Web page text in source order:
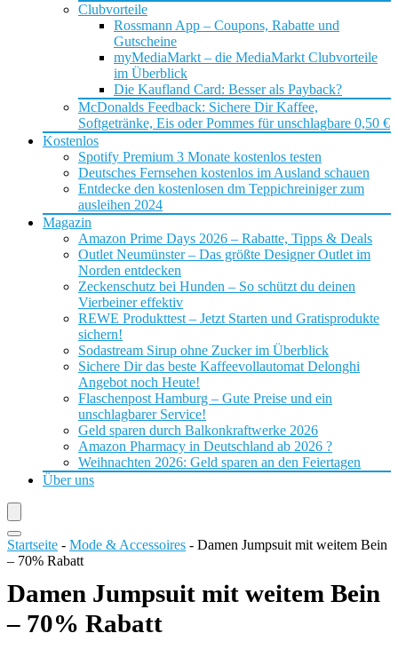
Clubvorteile
Rossmann App – Coupons, Rabatte und
Gutscheine
myMediaMarkt – die MediaMarkt Clubvorteile
im Überblick
Die Kaufland Card: Besser als Payback?
McDonalds Feedback: Sichere Dir Kaffee,
Softgetränke, Eis oder Pommes für unschlagbare 0,50 €
Kostenlos
Spotify Premium 3 Monate kostenlos testen
Deutsches Fernsehen kostenlos im Ausland schauen
Entdecke den kostenlosen dm Teppichreiniger zum
ausleihen 2024
Magazin
Amazon Prime Days 2026 – Rabatte, Tipps & Deals
Outlet Neumünster – Das größte Designer Outlet im
Norden entdecken
Zeckenschutz bei Hunden – So schützt du deinen
Vierbeiner effektiv
REWE Produkttest – Jetzt Starten und Gratisprodukte
sichern!
Sodastream Sirup ohne Zucker im Überblick
Sichere Dir das beste Kaffeevollautomat Delonghi
Angebot noch Heute!
Flaschenpost Hamburg – Gute Preise und ein
unschlagbarer Service!
Geld sparen durch Balkonkraftwerke 2026
Amazon Pharmacy in Deutschland ab 2026 ?
Weihnachten 2026: Geld sparen an den Feiertagen
Über uns
Startseite - Mode & Accessoires - Damen Jumpsuit mit weitem Bein
– 70% Rabatt
Damen Jumpsuit mit weitem Bein
– 70% Rabatt